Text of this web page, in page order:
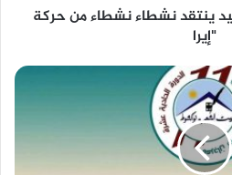
ينتقد نشطاء نشطاء من حركة
"إيرا